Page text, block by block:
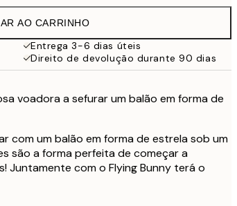
13 €
19,95 €
16,23 €
32,45 €
AO CARRINHO
Entrega 3-6 dias úteis
Direito de devolução durante 90 dias
voadora a sefurar um balão em forma de
com um balão em forma de estrela sob um
são a forma perfeita de começar a
Juntamente com o Flying Bunny terá o